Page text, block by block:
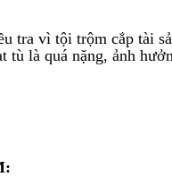
tra vì tội trộm cắp tài
là quá nặng, ảnh